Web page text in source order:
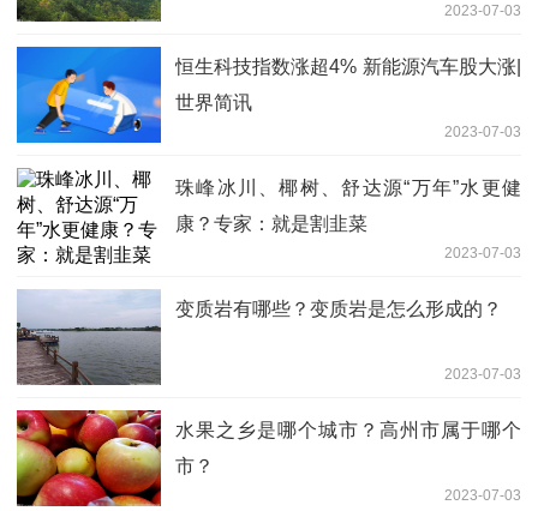
2023-07-03
恒生科技指数涨超4% 新能源汽车股大涨|
世界简讯
2023-07-03
珠峰冰川、椰树、舒达源“万年”水更健
康？专家：就是割韭菜
2023-07-03
变质岩有哪些？变质岩是怎么形成的？
2023-07-03
水果之乡是哪个城市？高州市属于哪个
市？
2023-07-03